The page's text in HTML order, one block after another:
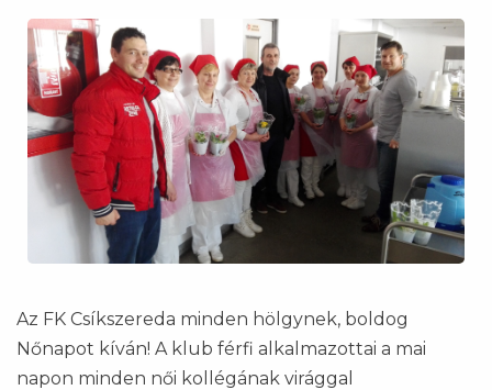
Az FK Csíkszereda minden hölgynek, boldog
Nőnapot kíván! A klub férfi alkalmazottai a mai
napon minden női kollégának virággal